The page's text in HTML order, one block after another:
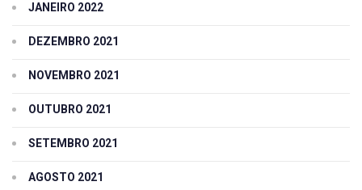
JANEIRO 2022
DEZEMBRO 2021
NOVEMBRO 2021
OUTUBRO 2021
SETEMBRO 2021
AGOSTO 2021